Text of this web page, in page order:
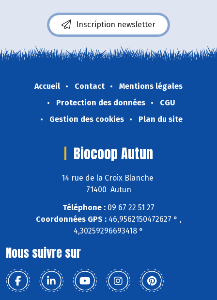
Inscription newsletter
Accueil Contact
Mentions légales
Protection des données
CGU
Gestion des cookies
Plan du site
Biocoop Autun
14 rue de la Croix Blanche
71400 Autun
Téléphone : 09 67 22 51 27
Coordonnées GPS :46,9562150472627 ° ,
4,30259296693418 °
Nous suivre sur